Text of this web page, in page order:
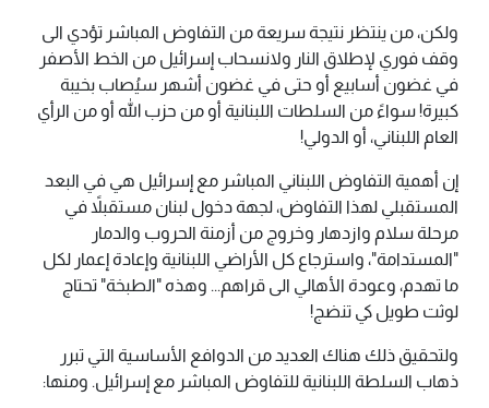
ولكن، من ينتظر نتيجة سريعة من التفاوض المباشر تؤدي الى
وقف فوري لإطلاق النار ولانسحاب إسرائيل من الخط الأصفر
في غضون أسابيع أو حتى في غضون أشهر سيُصاب بخيبة
كبيرة! سواءً من السلطات اللبنانية أو من حزب الله أو من الرأي
العام اللبناني، أو الدولي!
إن أهمية التفاوض اللبناني المباشر مع إسرائيل هي في البعد
المستقبلي لهذا التفاوض، لجهة دخول لبنان مستقبلاً في
مرحلة سلام وازدهار وخروج من أزمنة الحروب والدمار
"المستدامة"، واسترجاع كل الأراضي اللبنانية وإعادة إعمار لكل
ما تهدم، وعودة الأهالي الى قراهم... وهذه "الطبخة" تحتاج
لوثت طويل كي تنضج!
ولتحقيق ذلك هناك العديد من الدوافع الأساسية التي تبرر
ذهاب السلطة اللبنانية للتفاوض المباشر مع إسرائيل. ومنها: